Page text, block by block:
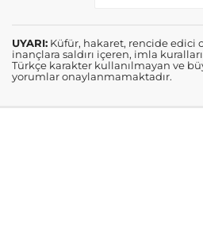
UYARI: Küfür, hakaret, rencide edici
inançlara saldırı içeren, imla
Türkçe karakter kullanılmayan ve
yorumlar onaylanmamaktadır.